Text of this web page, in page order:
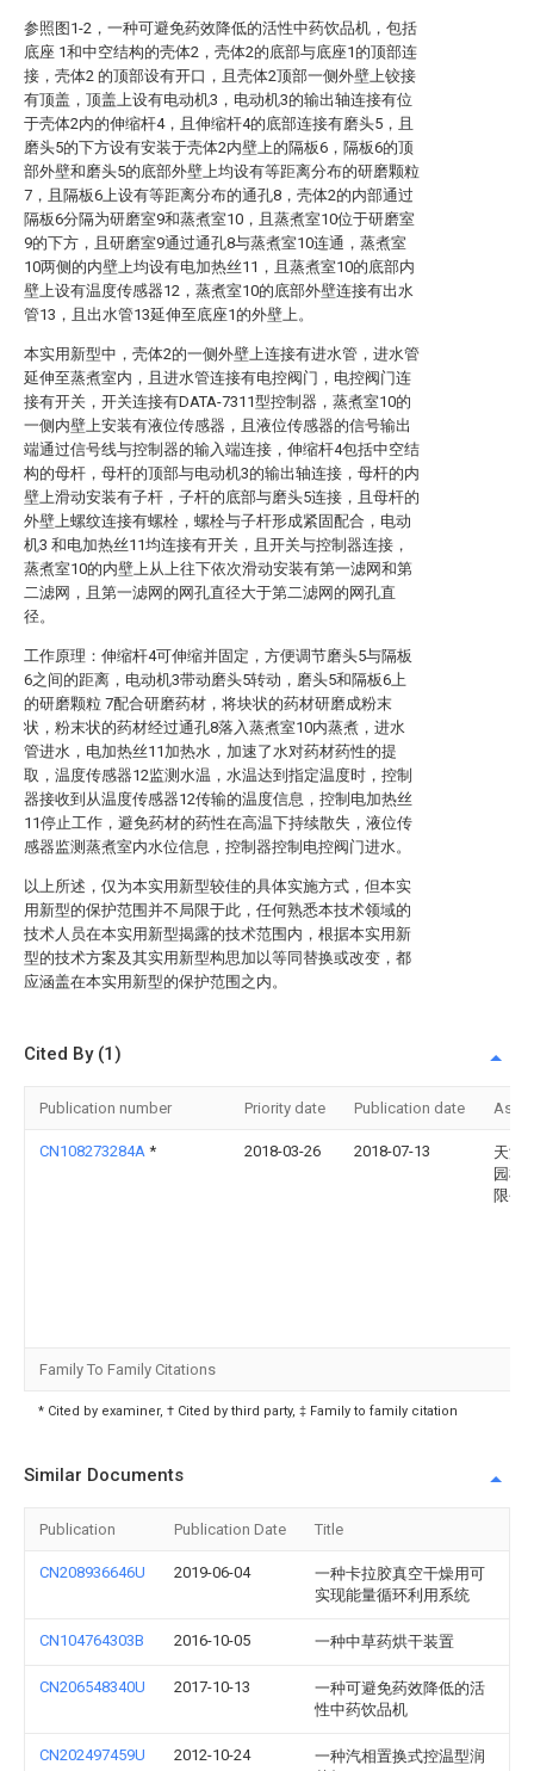
参照图1-2，一种可避免药效降低的活性中药饮品机，包括
底座 1和中空结构的壳体2，壳体2的底部与底座1的顶部连
接，壳体2 的顶部设有开口，且壳体2顶部一侧外壁上铰接
有顶盖，顶盖上设有电动机3，电动机3的输出轴连接有位
于壳体2内的伸缩杆4，且伸缩杆4的底部连接有磨头5，且
磨头5的下方设有安装于壳体2内壁上的隔板6，隔板6的顶
部外壁和磨头5的底部外壁上均设有等距离分布的研磨颗粒
7，且隔板6上设有等距离分布的通孔8，壳体2的内部通过
隔板6分隔为研磨室9和蒸煮室10，且蒸煮室10位于研磨室
9的下方，且研磨室9通过通孔8与蒸煮室10连通，蒸煮室
10两侧的内壁上均设有电加热丝11，且蒸煮室10的底部内
壁上设有温度传感器12，蒸煮室10的底部外壁连接有出水
管13，且出水管13延伸至底座1的外壁上。
本实用新型中，壳体2的一侧外壁上连接有进水管，进水管
延伸至蒸煮室内，且进水管连接有电控阀门，电控阀门连
接有开关，开关连接有DATA-7311型控制器，蒸煮室10的
一侧内壁上安装有液位传感器，且液位传感器的信号输出
端通过信号线与控制器的输入端连接，伸缩杆4包括中空结
构的母杆，母杆的顶部与电动机3的输出轴连接，母杆的内
壁上滑动安装有子杆，子杆的底部与磨头5连接，且母杆的
外壁上螺纹连接有螺栓，螺栓与子杆形成紧固配合，电动
机3 和电加热丝11均连接有开关，且开关与控制器连接，
蒸煮室10的内壁上从上往下依次滑动安装有第一滤网和第
二滤网，且第一滤网的网孔直径大于第二滤网的网孔直
径。
工作原理：伸缩杆4可伸缩并固定，方便调节磨头5与隔板
6之间的距离，电动机3带动磨头5转动，磨头5和隔板6上
的研磨颗粒 7配合研磨药材，将块状的药材研磨成粉末
状，粉末状的药材经过通孔8落入蒸煮室10内蒸煮，进水
管进水，电加热丝11加热水，加速了水对药材药性的提
取，温度传感器12监测水温，水温达到指定温度时，控制
器接收到从温度传感器12传输的温度信息，控制电加热丝
11停止工作，避免药材的药性在高温下持续散失，液位传
感器监测蒸煮室内水位信息，控制器控制电控阀门进水。
以上所述，仅为本实用新型较佳的具体实施方式，但本实
用新型的保护范围并不局限于此，任何熟悉本技术领域的
技术人员在本实用新型揭露的技术范围内，根据本实用新
型的技术方案及其实用新型构思加以等同替换或改变，都
应涵盖在本实用新型的保护范围之内。
Cited By (1)
Publication number Priority date Publication date
CN108273284A * 2018-03-26 2018-07-13
天津
园机
限公
Family To Family Citations
* Cited by examiner, † Cited by third party, ‡ Family to family citation
Similar Documents
Publication Publication Date Title
CN208936646U 2019-06-04
一种卡拉胶真空干燥用可
实现能量循环利用系统
CN104764303B 2016-10-05 一种中草药烘干装置
CN206548340U 2017-10-13
一种可避免药效降低的活
性中药饮品机
CN202497459U 2012-10-24
一种汽相置换式控温型润